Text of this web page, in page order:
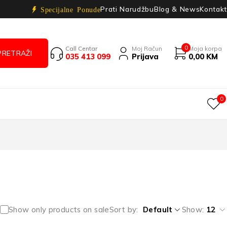
Specijalne PonudePrati NarudžbuBlog & NewsKontakt
Call Centar
035 413 099
Moj Račun
Prijava
0 Moja korpa
0,00 KM
0
Show only products on saleSort by Default Show: 12